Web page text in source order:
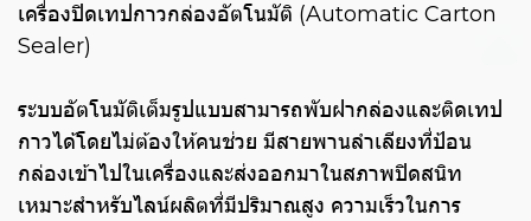
เครื่องปิดเทปกาวกล่องอัตโนมัติ (Automatic Carton
Sealer)
ระบบอัตโนมัติเต็มรูปแบบสามารถพับฝากล่องและติดเทป
กาวได้โดยไม่ต้องให้คนช่วย มีสายพานลำเลียงที่ป้อน
กล่องเข้าไปในเครื่องและส่งออกมาในสภาพปิดสนิท
เหมาะสำหรับไลน์ผลิตที่มีปริมาณสูง ความเร็วในการ